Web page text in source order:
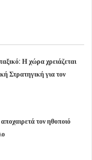
Η χώρα χρειάζεται
Στρατηγική για τον
τον ηθοποιό